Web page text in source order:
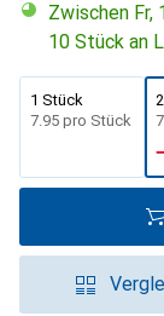
Zwischen
10 Stück an
1 Stück
CHF
7.95 pro Stück